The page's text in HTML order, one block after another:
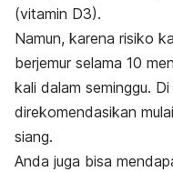
(vitamin D3).
Namun, karena risiko
berjemur selama 10
kali dalam seminggu.
direkomendasikan
siang.
Anda juga bisa